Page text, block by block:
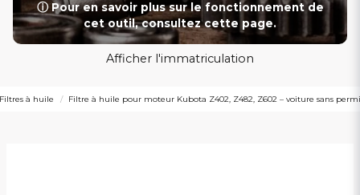
ⓘ Pour en savoir plus sur le fonctionnement de
cet outil, consultez cette page.
Afficher l'immatriculation
Filtres à huile Filtre à huile pour moteur Kubota Z402, Z482, Z602 – voiture sans